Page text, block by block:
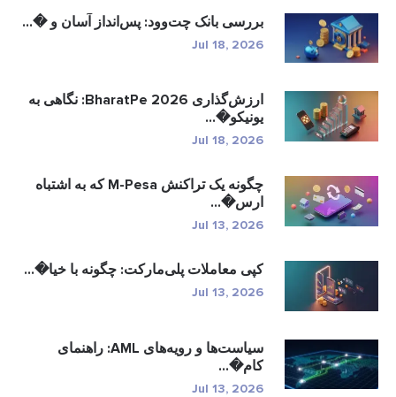
بررسی بانک چت‌وود: پس‌انداز آسان و �...
Jul 18, 2026
ارزش‌گذاری BharatPe 2026: نگاهی به
یونیکو�...
Jul 18, 2026
چگونه یک تراکنش M-Pesa که به اشتباه
ارس�...
Jul 13, 2026
کپی معاملات پلی‌مارکت: چگونه با خیا�...
Jul 13, 2026
سیاست‌ها و رویه‌های AML: راهنمای
کام�...
Jul 13, 2026